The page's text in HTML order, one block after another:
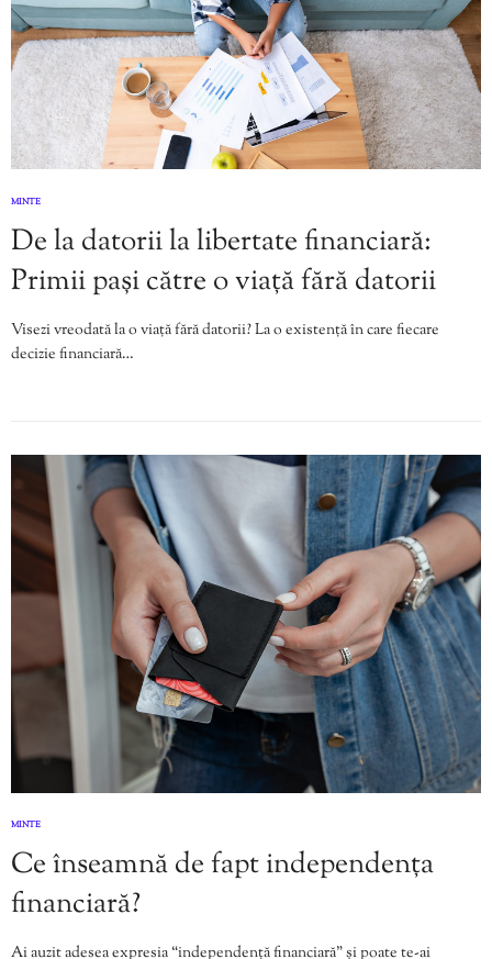
MINTE
De la datorii la libertate financiară:
Primii pași către o viață fără datorii
Visezi vreodată la o viață fără datorii? La o existență în care fiecare
decizie financiară…
MINTE
Ce înseamnă de fapt independența
financiară?
Ai auzit adesea expresia “independență financiară” și poate te-ai